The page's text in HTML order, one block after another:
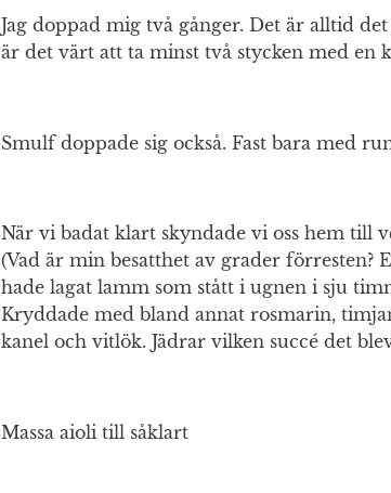
Jag doppad mig två gånger. Det är alltid
är det värt att ta minst två stycken med en
Smulf doppade sig också. Fast bara med
När vi badat klart skyndade vi oss hem till
(Vad är min besatthet av grader förresten?
hade lagat lamm som stått i ugnen i sju
Kryddade med bland annat rosmarin,
kanel och vitlök. Jädrar vilken succé det
Massa aioli till såklart